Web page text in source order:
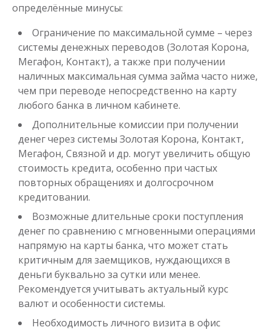
определённые минусы:
Ограничение по максимальной сумме – через
системы денежных переводов (Золотая Корона,
Мегафон, Контакт), а также при получении
наличных максимальная сумма займа часто ниже,
чем при переводе непосредственно на карту
любого банка в личном кабинете.
Дополнительные комиссии при получении
денег через системы Золотая Корона, Контакт,
Мегафон, Связной и др. могут увеличить общую
стоимость кредита, особенно при частых
повторных обращениях и долгосрочном
кредитовании.
Возможные длительные сроки поступления
денег по сравнению с мгновенными операциями
напрямую на карты банка, что может стать
критичным для заемщиков, нуждающихся в
деньги буквально за сутки или менее.
Рекомендуется учитывать актуальный курс
валют и особенности системы.
Необходимость личного визита в офис